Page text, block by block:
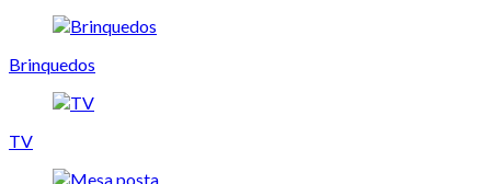
Brinquedos
TV